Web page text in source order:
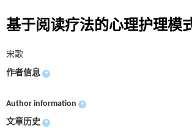
基于阅读疗法的心理护理模
宋歌
作者信息 +
Author information +
文章历史 +